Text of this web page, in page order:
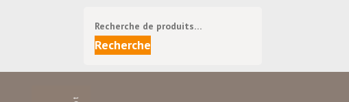
Recherche